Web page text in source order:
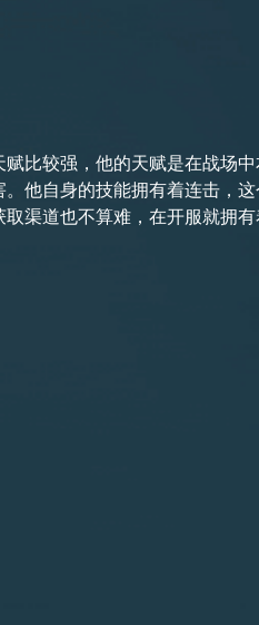
赋比较强，他的天赋是在战场
。他自身的技能拥有着连击，
渠道也不算难，在开服就拥